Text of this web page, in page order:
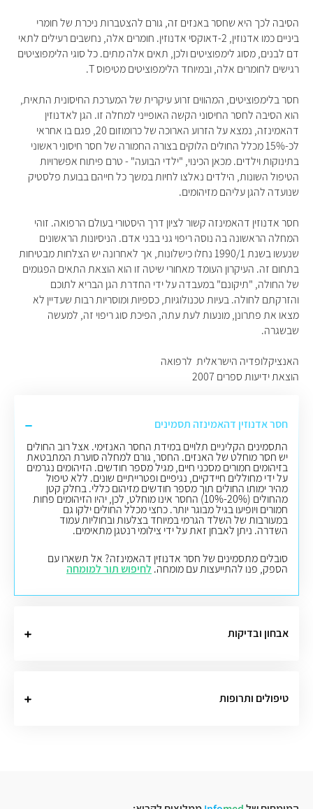
הסיבה לכך היא שחסר באנזים זה, גורם להצטברות ניכרת של חומרי
ביניים כמו אדנוזין, 2-דאוקסי אדנוזין. חומרים אלה, נחשבים רעילים לתאי
דם לבנים, מסוג לימפוציטים ולכן, תאים אלה מתים. כל סוגי הלימפוציטים
רגישים לחומרים אלה, ובמיוחד הלימפוציטים מטיפוס T.
חסר בלימפוציטים, המהווים זרוע עיקרית של המערכת החיסונית התאית,
הוא הסיבה לחסר החיסוני הקשה האופייני למחלה זו. הגן לאדנוזין
דהאמינזה, נמצא על הזרוע הארוכה של כרומוזום 20, פגם בו אחראי
לכ-15% מכלל החולים הלוקים בצורה החמורה של חסר חיסוני ראשוני
בתינוקות וילדים. מכאן הכינוי, "ילדי הבועה" - טרם פיתוח אפשרויות
הטיפול השונות, הילדים נאלצו לחיות במשך כל חייהם בבועת פלסטיק
שנועדה להגן עליהם מזיהומים.
חסר אדנוזין דהאמינזה קשור לציון דרך היסטורי בעולם הרפואה. זוהי
המחלה הראשונה בה נוסה ריפוי גני בבני אדם. הניסיונות הראשונים
שנעשו בשנת 1990/1 נחלו כישלונות, אך לאחרונה יש הצלחות מבטיחות
בתחום זה. העיקרון העומד מאחורי שיטה זו הוא הוצאת התאים הפגומים
של החולה, "תיקונם" במעבדה על ידי החדרת הגן הבריא לתוכם
והזרקתם לחולה. בעיות טכנולוגיות, כספיות ומוסריות רבות שעדיין לא
מצאו את פתרונן, מונעות לעת עתה, הפיכת סוג ריפוי זה, למעשה
שבשגרה.
האנציקלופדיה הישראלית לרפואה
הוצאת ידיעות ספרים 2007
חסר אדנוזין דהאמינזה תסמינים
התסמינים הקליניים תלויים במידת החסר האנזימי. אצל רוב החולים
יש חסר מוחלט של האנזים. החסר, גורם למחלה סוערת המתבטאת
בזיהומים חמורים מסכני חיים, מגיל מספר חודשים. הזיהומים נגרמים
על ידי מחוללים חיידקיים, נגיפיים ופטרייתיים שונים. ללא טיפול
מהיר ימותו החולים תוך מספר חודשים מזיהום כללי. בחלק קטן
מהחולים (20%-10%) החסר אינו מוחלט, לכן, יהיו הזיהומים פחות
חמורים ויופיעו בגיל מבוגר יותר. כחצי מכלל החולים ילקו גם
במעורבות של השלד הגרמי במיוחד בצלעות ובחוליות עמוד
השדרה. ניתן לאבחן זאת על ידי צילומי רנטגן מתאימים.
סובלים מתסמינים של חסר אדנוזין דהאמינזה? אל תשארו עם
הספק, פנו להתייעצות עם מומחה.לחיפוש תור למומחה
אבחון ובדיקות
טיפולים ותרופות